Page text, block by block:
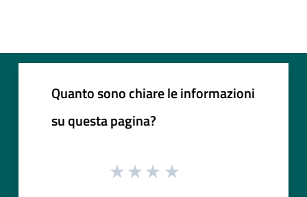
Quanto sono chiare le informazioni
su questa pagina?